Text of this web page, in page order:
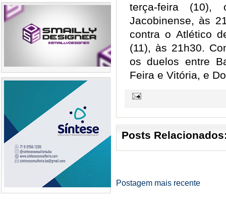
terça-feira
Jacobinense, às
contra o Atlético
(11), às 21h30.
os duelos entre
Feira e Vitória, e
Posts
Postagem mais recente